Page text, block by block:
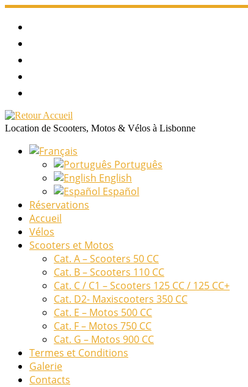
Passer
Location de Scooters, Motos & Vélos à Lisbonne
Português
English
Español
Réservations
Accueil
Vélos
Scooters et Motos
Cat. A – Scooters 50 CC
Cat. B – Scooters 110 CC
Cat. C / C1 – Scooters 125 CC / 125 CC+
Cat. D2- Maxiscooters 350 CC
Cat. E – Motos 500 CC
Cat. F – Motos 750 CC
Cat. G – Motos 900 CC
Termes et Conditions
Galerie
Contacts